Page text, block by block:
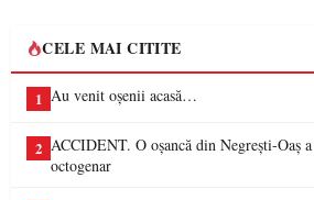
CELE MAI CITITE
1 Au venit oșenii acasă…
2 ACCIDENT. O oșancă din Negrești-Oaș
octogenar